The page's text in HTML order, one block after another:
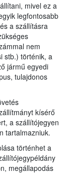
mivel ez a
legfontosabb
a szállításra
nem
stb.) történik, a
jármű egyedi
tulajdonos
kísérő
a szállítójegyen
tartalmazniuk.
történhet a
megállapodás